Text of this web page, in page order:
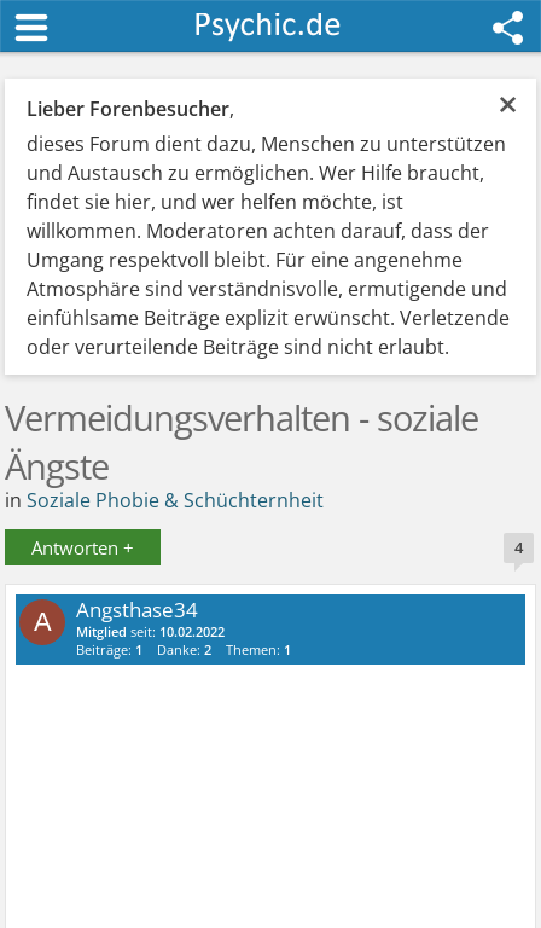
×
Lieber Forenbesucher,
dieses Forum dient dazu, Menschen zu unterstützen
und Austausch zu ermöglichen. Wer Hilfe braucht,
findet sie hier, und wer helfen möchte, ist
willkommen. Moderatoren achten darauf, dass der
Umgang respektvoll bleibt. Für eine angenehme
Atmosphäre sind verständnisvolle, ermutigende und
einfühlsame Beiträge explizit erwünscht. Verletzende
oder verurteilende Beiträge sind nicht erlaubt.
Vermeidungsverhalten - soziale
Ängste
inSoziale Phobie & Schüchternheit
Antworten + 4
A Angsthase34
Mitglied seit: 10.02.2022
Beiträge: 1 Danke:2 Themen: 1